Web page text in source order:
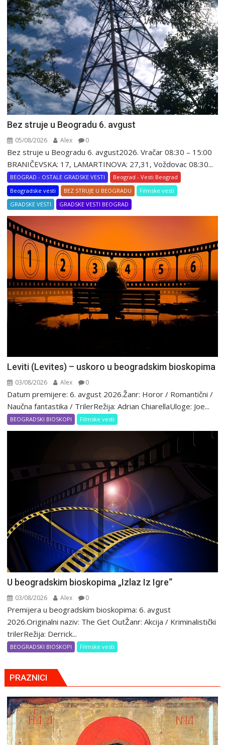
Bez struje u Beogradu 6. avgust
05/08/2026 Alex 0
Bez struje u Beogradu 6. avgust2026. Vračar 08:30 – 15:00
BRANIČEVSKA: 17, LAMARTINOVA: 27,31, Voždovac 08:30...
BEOGRAD - OSTALE GRADSKE VESTI
Beograd - Vesti Beograd
Beogradske vesti
BEZ STRUJE U BEOGRADU
Filmske vesti
GRADSKE VESTI
GRADSKE VESTI BEOGRAD
Leviti (Levites) – uskoro u beogradskim bioskopima
03/08/2026 Alex 0
Datum premijere: 6. avgust 2026.Žanr: Horor / Romantični /
Naučna fantastika / TrilerRežija: Adrian ChiarellaUloge: Joe...
BEOGRADSKI BIOSKOPI Filmske vesti
U beogradskim bioskopima „Izlaz Iz Igre“
03/08/2026 Alex 0
Premijera u beogradskim bioskopima: 6. avgust
2026.Originalni naziv: The Get OutŽanr: Akcija / Kriminalistički
trilerRežija: Derrick...
BEOGRADSKI BIOSKOPI Filmske vesti
PRAZNICI